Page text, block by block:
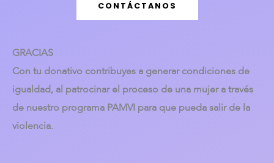
CONTÁCTANOS
GRACIAS
Con tu donativo contribuyes a generar condiciones de
igualdad, al patrocinar el proceso de una mujer a través
de nuestro programa PAMVI para que pueda salir de la
violencia.